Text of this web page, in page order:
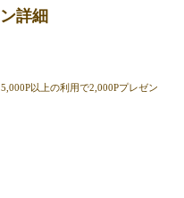
詳細
以上の利用で2,000Pプレゼン